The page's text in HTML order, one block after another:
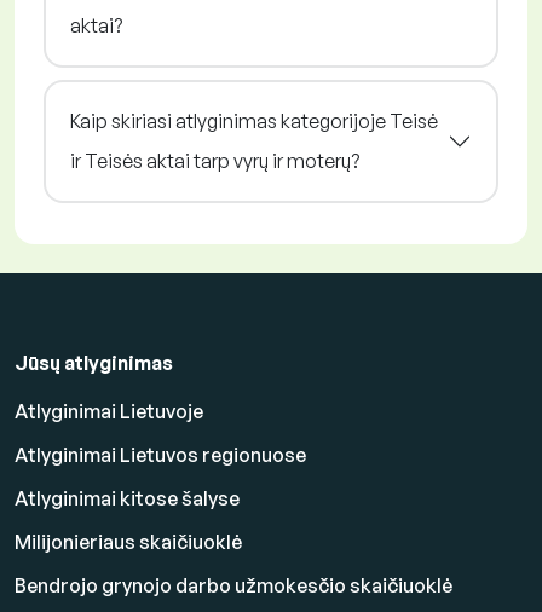
aktai?
Kaip skiriasi atlyginimas kategorijoje Teisė
ir Teisės aktai tarp vyrų ir moterų?
Jūsų atlyginimas
Atlyginimai Lietuvoje
Atlyginimai Lietuvos regionuose
Atlyginimai kitose šalyse
Milijonieriaus skaičiuoklė
Bendrojo grynojo darbo užmokesčio skaičiuoklė